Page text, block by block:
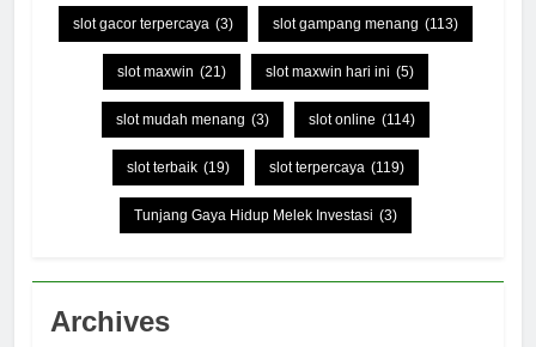
slot gacor terpercaya (3) slot gampang menang (113)
slot maxwin (21) slot maxwin hari ini (5)
slot mudah menang (3) slot online (114)
slot terbaik (19) slot terpercaya (119)
Tunjang Gaya Hidup Melek Investasi (3)
Archives